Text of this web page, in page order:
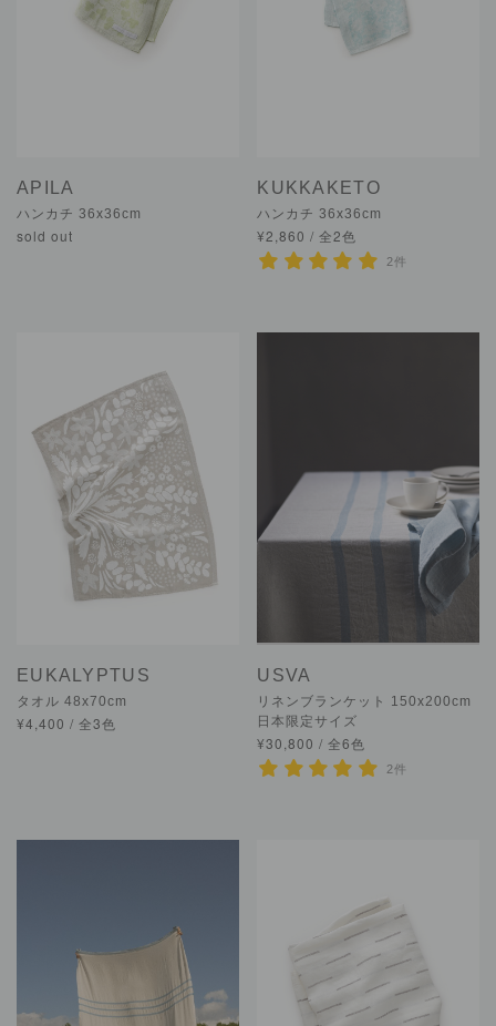
APILA
ハンカチ 36x36cm
sold out
KUKKAKETO
ハンカチ 36x36cm
¥2,860 / 全2色
2件
EUKALYPTUS
タオル 48x70cm
¥4,400 / 全3色
USVA
リネンブランケット 150x200cm
日本限定サイズ
¥30,800 / 全6色
2件